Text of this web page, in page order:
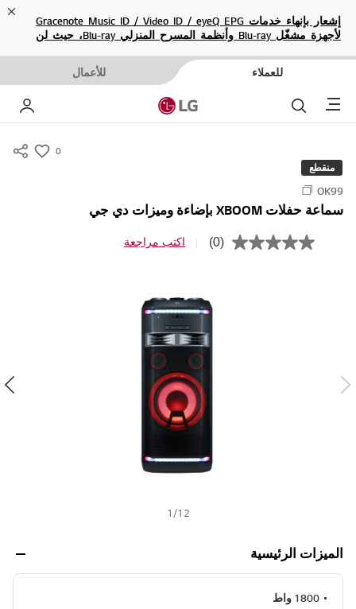
إشعار بإنهاء خدمات Gracenote Music ID / Video ID / eyeQ EPG
لأجهزة مشغّل Blu-ray وأنظمة المسرح المنزلي Blu-ray، حيث لن
للعملاء للأعمال
Menu
0
منقطع
OK99
سماعة حفلات XBOOM بإضاءة وميزات دي جي
ب
ة
(0) اكتب مراجعة
1 /12
الميزات الرئيسية
1800 واط